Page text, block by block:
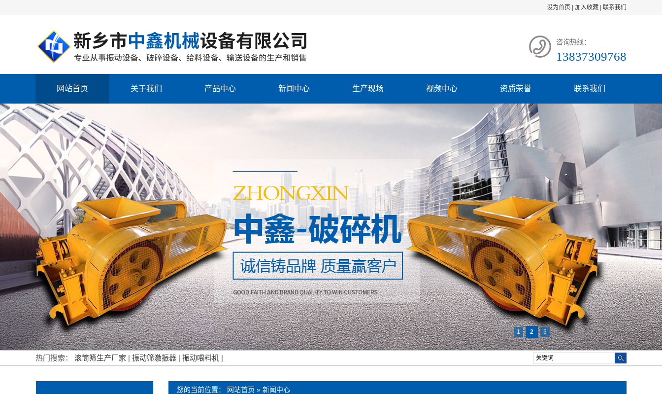
设为首页 加入收藏 联系我们
咨询热线：
13837309768
网站首页 关于我们 产品中心 新闻中心 生产现场 视频中心 资质荣誉 联系我们
1 2 3
热门搜索： 滚筒筛生产厂家 | 振动筛激振器 | 振动喂料机 |
您的当前位置： 网站首页 » 新闻中心